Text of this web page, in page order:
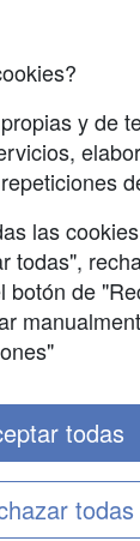
y de
las
todas",
botón de
todas
todas